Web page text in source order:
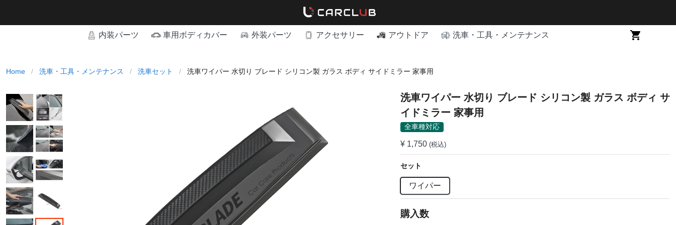
内装パーツ 車用ボディカバー 外装パーツ アクセサリー アウトドア 洗車・工具・メンテナンス
Home / 洗車・工具・メンテナンス / 洗車セット / 洗車ワイパー 水切り ブレード シリコン製 ガラス ボディ サイドミラー 家事用
洗車ワイパー 水切り ブレード シリコン製 ガラス ボディ サ
イドミラー 家事用
全車種対応
¥ 1,750 (税込)
セット
ワイパー
購入数